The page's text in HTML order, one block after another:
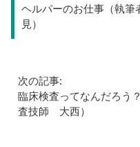
稿
ナ
ビ
ゲ
ヘルパーのお仕事（執
見）
次の記事:
臨床検査ってなんだろう
査技師 大西）